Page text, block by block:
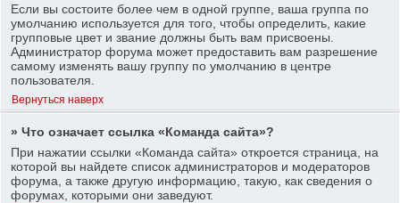
Если вы состоите более чем в одной группе, ваша группа по
умолчанию используется для того, чтобы определить, какие
групповые цвет и звание должны быть вам присвоены.
Администратор форума может предоставить вам разрешение
самому изменять вашу группу по умолчанию в центре
пользователя.
Вернуться наверх
» Что означает ссылка «Команда сайта»?
При нажатии ссылки «Команда сайта» откроется страница, на
которой вы найдете список администраторов и модераторов
форума, а также другую информацию, такую, как сведения о
форумах, которыми они заведуют.